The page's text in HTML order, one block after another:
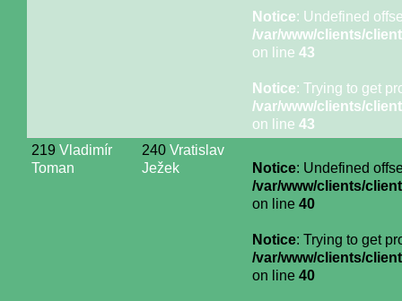
Notice: Undefined
/var/www/clients/
on line 43
Notice: Trying to get
/var/www/clients/
on line 43
219 Vladimír
Toman
240 Vratislav
Ježek
Notice: Undefined
/var/www/clients/
on line 40
Notice: Trying to get
/var/www/clients/
on line 40